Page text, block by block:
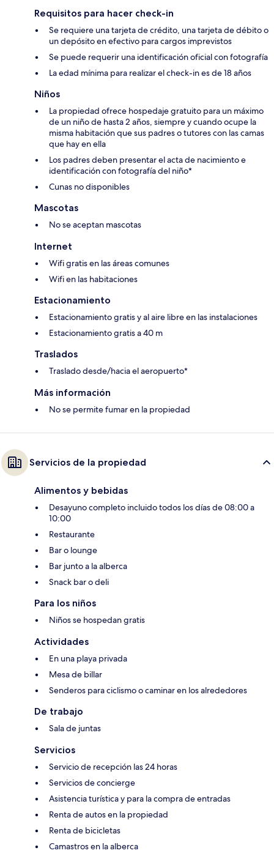
Requisitos para hacer check-in
Se requiere una tarjeta de crédito, una tarjeta de débito o
un depósito en efectivo para cargos imprevistos
Se puede requerir una identificación oficial con fotografía
La edad mínima para realizar el check-in es de 18 años
Niños
La propiedad ofrece hospedaje gratuito para un máximo
de un niño de hasta 2 años, siempre y cuando ocupe la
misma habitación que sus padres o tutores con las camas
que hay en ella
Los padres deben presentar el acta de nacimiento e
identificación con fotografía del niño*
Cunas no disponibles
Mascotas
No se aceptan mascotas
Internet
Wifi gratis en las áreas comunes
Wifi en las habitaciones
Estacionamiento
Estacionamiento gratis y al aire libre en las instalaciones
Estacionamiento gratis a 40 m
Traslados
Traslado desde/hacia el aeropuerto*
Más información
No se permite fumar en la propiedad
Servicios de la propiedad
Alimentos y bebidas
Desayuno completo incluido todos los días de 08:00 a
10:00
Restaurante
Bar o lounge
Bar junto a la alberca
Snack bar o deli
Para los niños
Niños se hospedan gratis
Actividades
En una playa privada
Mesa de billar
Senderos para ciclismo o caminar en los alrededores
De trabajo
Sala de juntas
Servicios
Servicio de recepción las 24 horas
Servicios de concierge
Asistencia turística y para la compra de entradas
Renta de autos en la propiedad
Renta de bicicletas
Camastros en la alberca